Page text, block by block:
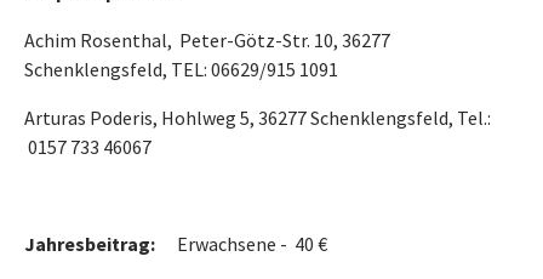
Achim Rosenthal, Peter-Götz-Str. 10, 36277
Schenklengsfeld, TEL: 06629/915 1091
Arturas Poderis, Hohlweg 5, 36277 Schenklengsfeld, Tel.:
0157 733 46067
Jahresbeitrag: Erwachsene - 40 €